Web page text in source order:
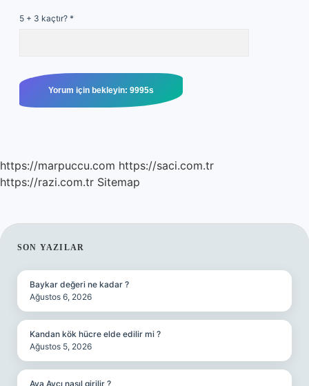
5 + 3 kaçtır? *
https://marpuccu.com https://saci.com.tr
https://razi.com.tr Sitemap
SIDEBAR
SON YAZILAR
Baykar değeri ne kadar ?
Ağustos 6, 2026
Kandan kök hücre elde edilir mi ?
Ağustos 5, 2026
Ava Avcı nasıl girilir ?